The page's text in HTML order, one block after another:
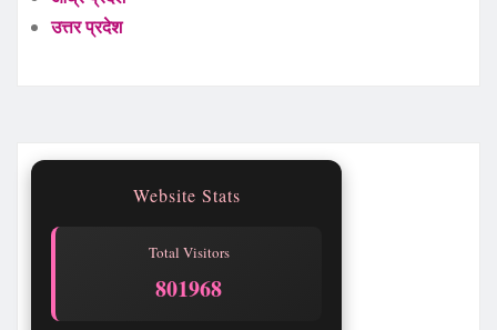
उत्तर प्रदेश
Website Stats
Total Visitors
801968